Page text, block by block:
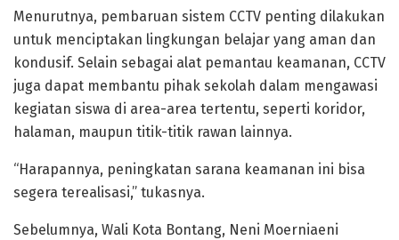
Menurutnya, pembaruan sistem CCTV penting dilakukan
untuk menciptakan lingkungan belajar yang aman dan
kondusif. Selain sebagai alat pemantau keamanan, CCTV
juga dapat membantu pihak sekolah dalam mengawasi
kegiatan siswa di area-area tertentu, seperti koridor,
halaman, maupun titik-titik rawan lainnya.
“Harapannya, peningkatan sarana keamanan ini bisa
segera terealisasi,” tukasnya.
Sebelumnya, Wali Kota Bontang, Neni Moerniaeni